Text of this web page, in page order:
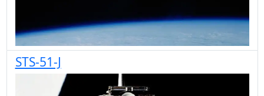
STS-51-J